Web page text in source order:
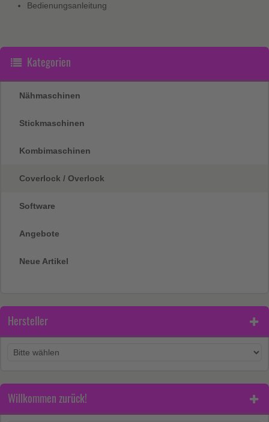
Bedienungsanleitung
Kategorien
Nähmaschinen
Stickmaschinen
Kombimaschinen
Coverlock / Overlock
Software
Angebote
Neue Artikel
Hersteller
Willkommen zurück!